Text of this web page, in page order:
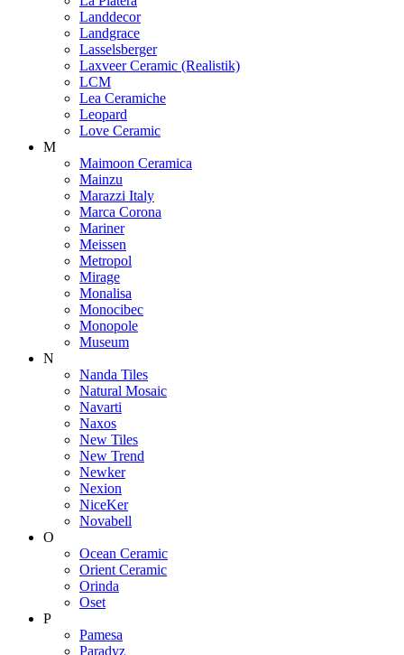
Landdecor
Landgrace
Lasselsberger
Laxveer Ceramic (Realistik)
LCM
Lea Ceramiche
Leopard
Love Ceramic
M
Maimoon Ceramica
Mainzu
Marazzi Italy
Marca Corona
Mariner
Meissen
Metropol
Mirage
Monalisa
Monocibec
Monopole
Museum
N
Nanda Tiles
Natural Mosaic
Navarti
Naxos
New Tiles
New Trend
Newker
Nexion
NiceKer
Novabell
O
Ocean Ceramic
Orient Ceramic
Orinda
Oset
P
Pamesa
Paradyz